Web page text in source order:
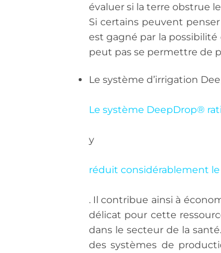
évaluer si la terre obstrue
Si certains peuvent
est gagné par la
peut pas se permettre de
Le système d’irrigation
Le système DeepDrop®
y
réduit considérablement
. Il contribue ainsi à
délicat pour cette
dans le secteur de la santé.
des systèmes de